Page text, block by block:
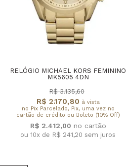
RELÓGIO MICHAEL KORS FEMININO
MK5605 4DN
R$ 2.170,80 à vista
no Pix Parcelado, Pix, uma vez no
cartão de crédito ou Boleto (10% Off)
R$ 3.135,60
R$ 2.412,00
ou 10x de R$ 241,20 sem juros